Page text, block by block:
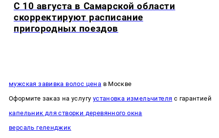
С 10 августа в Самарской области
скорректируют расписание
пригородных поездов
мужская завивка волос цена в Москве
Оформите заказ на услугу установка измельчителя с гарантией
капельник для створки деревянного окна
версаль геленджик